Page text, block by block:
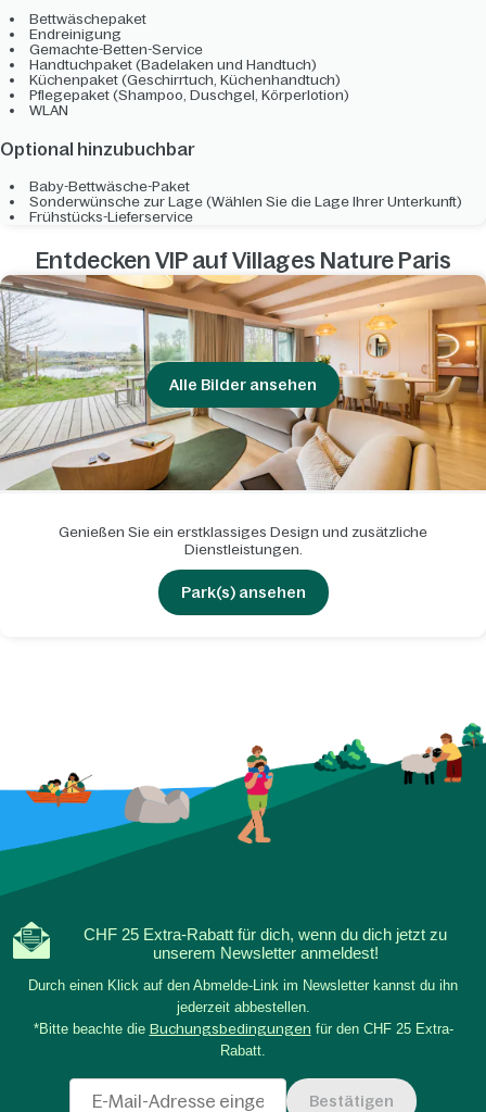
Bettwäschepaket
Endreinigung
Gemachte-Betten-Service
Handtuchpaket (Badelaken und Handtuch)
Küchenpaket (Geschirrtuch, Küchenhandtuch)
Pflegepaket (Shampoo, Duschgel, Körperlotion)
WLAN
Optional hinzubuchbar
Baby-Bettwäsche-Paket
Sonderwünsche zur Lage (Wählen Sie die Lage Ihrer Unterkunft)
Frühstücks-Lieferservice
Entdecken VIP auf Villages Nature Paris
Genießen Sie ein erstklassiges Design und zusätzliche
Dienstleistungen.
Park(s) ansehen
Alle Bilder ansehen
CHF 25 Extra-Rabatt für dich, wenn du dich jetzt zu
unserem Newsletter anmeldest!
Durch einen Klick auf den Abmelde-Link im Newsletter kannst du ihn
jederzeit abbestellen.
*Bitte beachte die Buchungsbedingungen für den CHF 25 Extra-
Rabatt.
Bestätigen